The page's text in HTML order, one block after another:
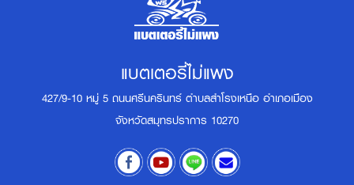
แบตเตอรี่ไม่แพง
427/9-10 หมู่ 5 ถนนศรีนครินทร์ ตำบลสำโรงเหนือ อำเภอเมือง
จังหวัดสมุทรปราการ 10270